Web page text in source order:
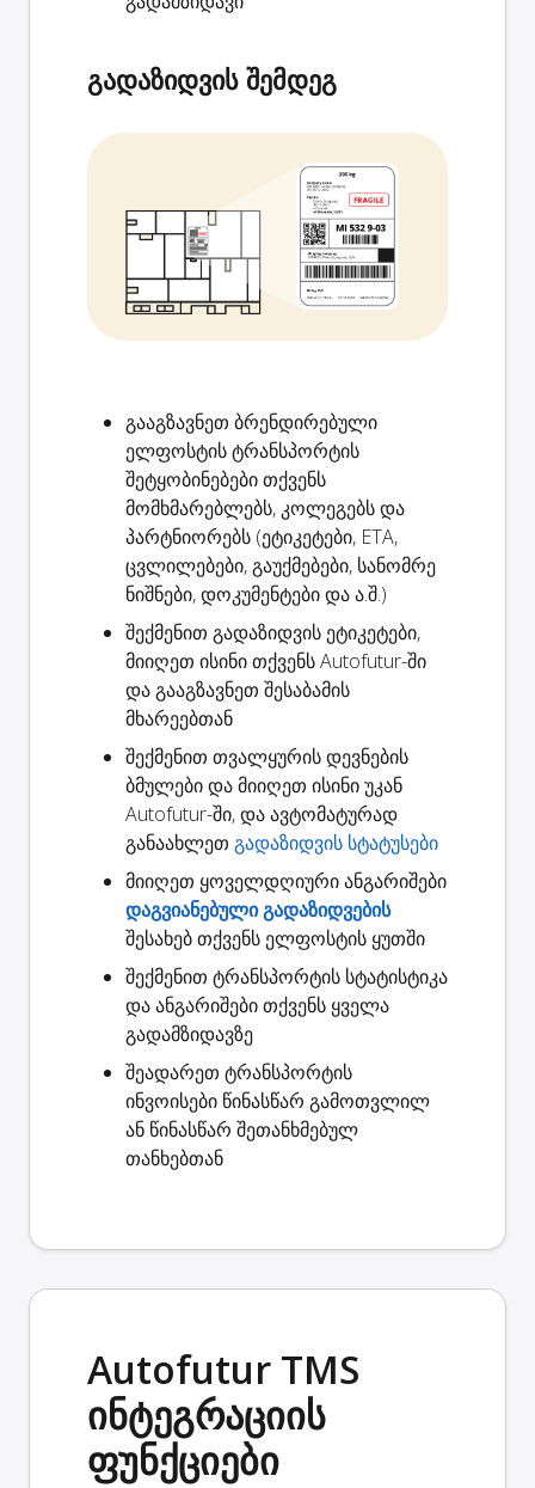
გადაზიდვის შემდეგ
გააგზავნეთ ბრენდირებული
ელფოსტისტრანსპორტის
შეტყობინებებითქვენს
მომხმარებლებს, კოლეგებს და
პარტნიორებს (ეტიკეტები, ETA,
ცვლილებები, გაუქმებები, სანომრე
ნიშნები, დოკუმენტები და ა.შ.)
შექმენით გადაზიდვის ეტიკეტები,
მიიღეთ ისინი თქვენს Autofutur-ში
და გააგზავნეთ შესაბამის
მხარეებთან
შექმენით თვალყურის დევნების
ბმულებიდა მიიღეთ ისინი უკან
Autofutur-ში, და ავტომატურად
განაახლეთ გადაზიდვის სტატუსები
მიიღეთ ყოველდღიური ანგარიშები
დაგვიანებული გადაზიდვების
შესახებ თქვენს ელფოსტის ყუთში
შექმენით ტრანსპორტის სტატისტიკა
და ანგარიშები თქვენს ყველა
გადამზიდავზე
შეადარეთ ტრანსპორტის
ინვოისები წინასწარ გამოთვლილ
ან წინასწარ შეთანხმებულ
თანხებთან
Autofutur TMS
ინტეგრაციის
ფუნქციები